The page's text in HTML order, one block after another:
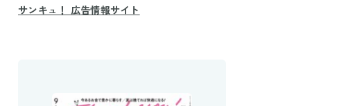
サンキュ！ 広告情報サイト